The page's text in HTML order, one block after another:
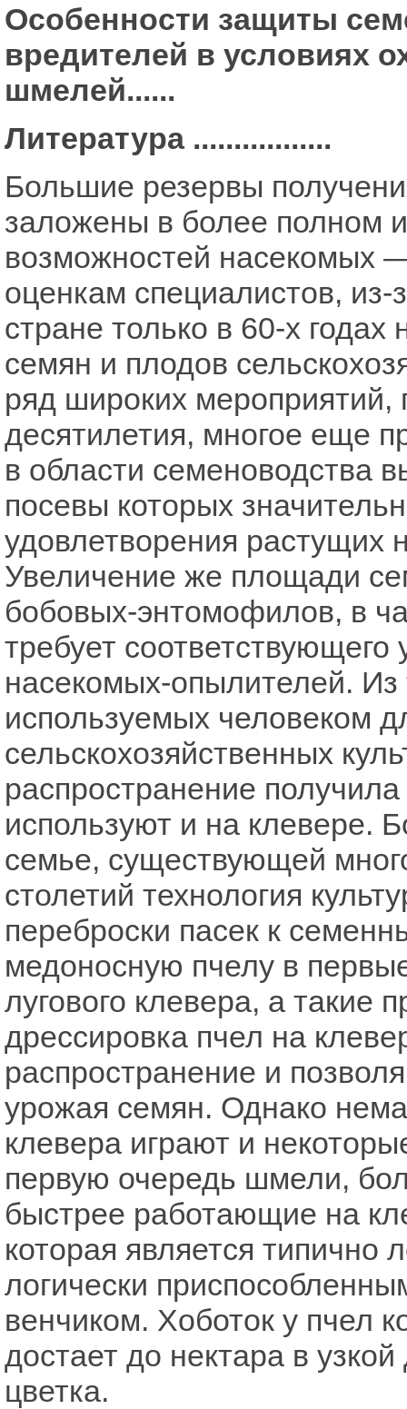
Особенности защиты
вредителей в условиях
шмелей......
Литература .................
Большие резервы
заложены в более полном
возможностей насекомых
оценкам специалистов,
стране только в 60-х
семян и плодов
ряд широких
десятилетия, многое еще
в области семеноводства
посевы которых
удовлетворения растущих
Увеличение же площади
бобовых-энтомофилов, в
требует соответствующего
насекомых-опылителей.
используемых человеком
сельскохозяйственных
распространение
используют и на клевере.
семье, существующей
столетий технология
переброски пасек к
медоносную пчелу в
лугового клевера, а такие
дрессировка пчел на
распространение и
урожая семян. Однако
клевера играют и
первую очередь шмели,
быстрее работающие на
которая является
логически
венчиком. Хоботок у пчел
достает до нектара в
цветка.